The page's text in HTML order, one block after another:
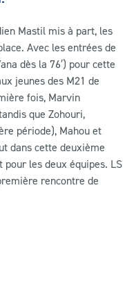
Mastil mis à part, les
Avec les entrées de
dès la 76′) pour cette
jeunes des M21 de
fois, Marvin
que Zohouri,
période), Mahou et
dans cette deuxième
pour les deux équipes. LS
rencontre de